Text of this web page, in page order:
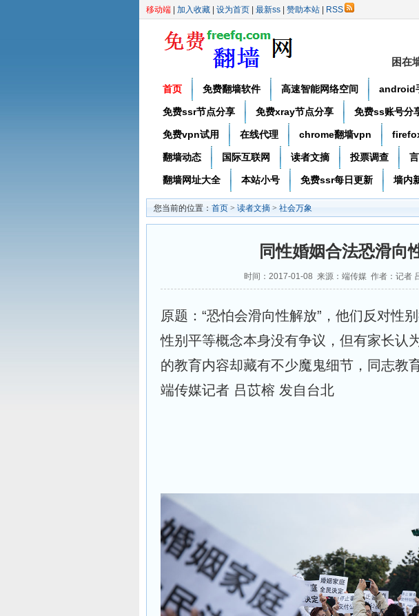
移动端 加入收藏 设为首页 最新ss 赞助本站 RSS
困在
首页 免费翻墙软件 高速智能网络空间 android
免费ssr节点分享 免费xray节点分享 免费ss账号分
免费vpn试用 在线代理 chrome翻墙vpn
翻墙动态 国际互联网 读者文摘 投票调查
翻墙网址大全 本站小号 免费ssr每日更新 墙内
您当前的位置： 首页 > 读者文摘 > 社会万象
同性婚姻合法恐滑向
时间：2017-01-08 来源：端传媒 作者：记者
原题：“恐怕会滑向性解放”，他们反对性
性别平等概念本身没有争议，但有家长认
的教育内容却藏有不少魔鬼细节，同志教
端传媒记者 吕苡榕 发自台北